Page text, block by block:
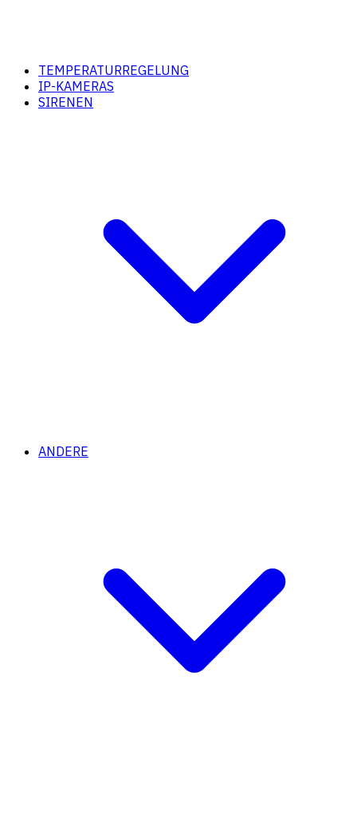
TEMPERATURREGELUNG
IP-KAMERAS
SIRENEN
ANDERE